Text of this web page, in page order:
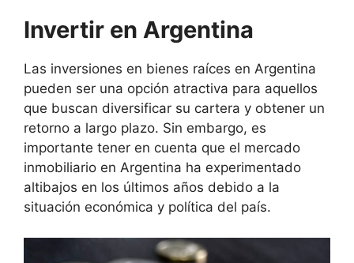
Invertir en Argentina
Las inversiones en bienes raíces en Argentina
pueden ser una opción atractiva para aquellos
que buscan diversificar su cartera y obtener un
retorno a largo plazo. Sin embargo, es
importante tener en cuenta que el mercado
inmobiliario en Argentina ha experimentado
altibajos en los últimos años debido a la
situación económica y política del país.